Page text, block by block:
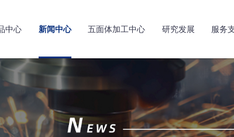
中心 新闻中心 五面体加工中心 研究发展 服务